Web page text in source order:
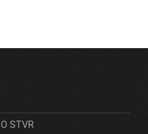
O STVR